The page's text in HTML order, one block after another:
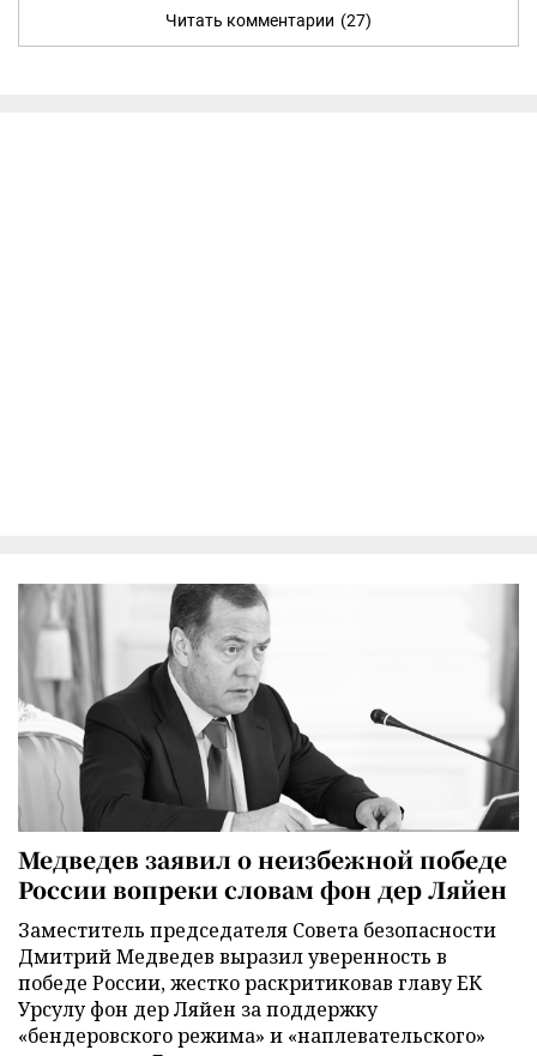
Читать комментарии (27)
Медведев заявил о неизбежной победе
России вопреки словам фон дер Ляйен
Заместитель председателя Совета безопасности
Дмитрий Медведев выразил уверенность в
победе России, жестко раскритиковав главу ЕК
Урсулу фон дер Ляйен за поддержку
«бендеровского режима» и «наплевательского»